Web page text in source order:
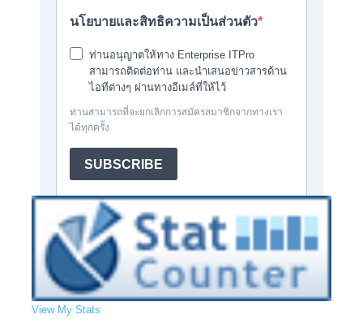
View My Stats